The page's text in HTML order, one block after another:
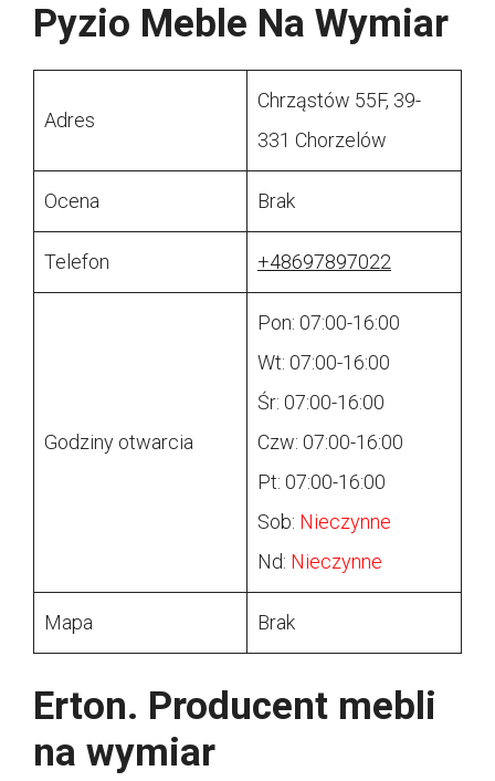
Pyzio Meble Na Wymiar
Adres
Chrząstów 55F, 39-
331 Chorzelów
Ocena Brak
Telefon +48697897022
Godziny otwarcia
Pon: 07:00-16:00
Wt: 07:00-16:00
Śr: 07:00-16:00
Czw: 07:00-16:00
Pt: 07:00-16:00
Sob: Nieczynne
Nd: Nieczynne
Mapa Brak
Erton. Producent mebli
na wymiar